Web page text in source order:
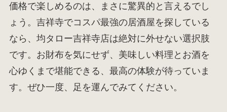
価格で楽しめるのは、まさに驚異的と言えるでし
ょう。吉祥寺でコスパ最強の居酒屋を探している
なら、均タロー吉祥寺店は絶対に外せない選択肢
です。お財布を気にせず、美味しい料理とお酒を
心ゆくまで堪能できる、最高の体験が待っていま
す。ぜひ一度、足を運んでみてください。